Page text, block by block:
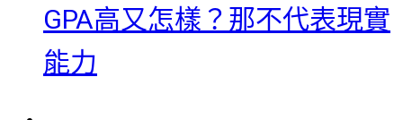
GPA高又怎樣？那不代表現實
能力